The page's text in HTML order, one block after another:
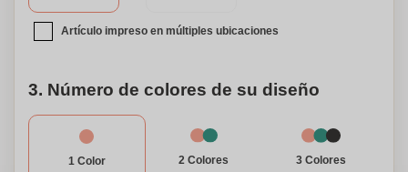
Artículo impreso en múltiples ubicaciones
3. Número de colores de su diseño
1 Color 2 Colores 3 Colores